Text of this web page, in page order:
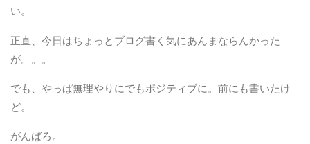
い。
正直、今日はちょっとブログ書く気にあんまならんかった
が。。。
でも、やっぱ無理やりにでもポジティブに。前にも書いたけ
ど。
がんばろ。